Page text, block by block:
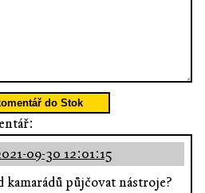
do Stok
09-30 12:01:15
kamarádů půjčovat nástroje?